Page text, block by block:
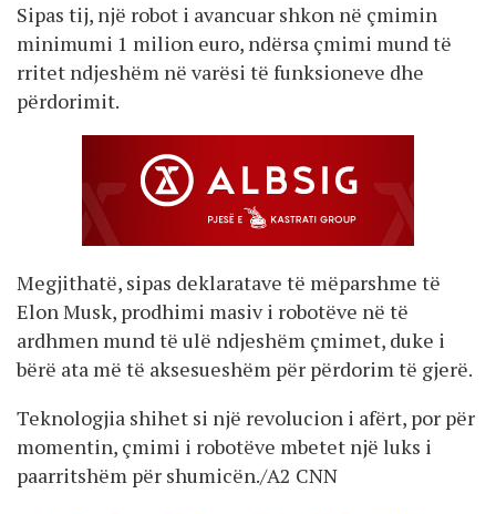
Sipas tij, një robot i avancuar shkon në çmimin
minimumi 1 milion euro, ndërsa çmimi mund të
rritet ndjeshëm në varësi të funksioneve dhe
përdorimit.
Megjithatë, sipas deklaratave të mëparshme të
Elon Musk, prodhimi masiv i robotëve në të
ardhmen mund të ulë ndjeshëm çmimet, duke i
bërë ata më të aksesueshëm për përdorim të gjerë.
Teknologjia shihet si një revolucion i afërt, por për
momentin, çmimi i robotëve mbetet një luks i
paarritshëm për shumicën./A2 CNN